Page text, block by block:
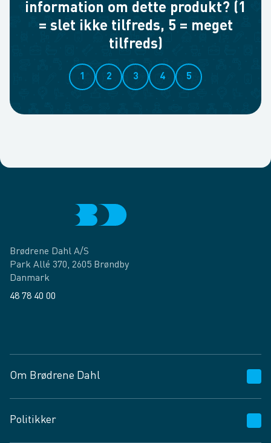
information om dette produkt? (1
= slet ikke tilfreds, 5 = meget
tilfreds)
1 2 3 4 5
Brødrene Dahl A/S
Park Allé 370, 2605 Brøndby
Danmark
48 78 40 00
Om Brødrene Dahl
Vagttelefon 30 10 89 89
Politikker